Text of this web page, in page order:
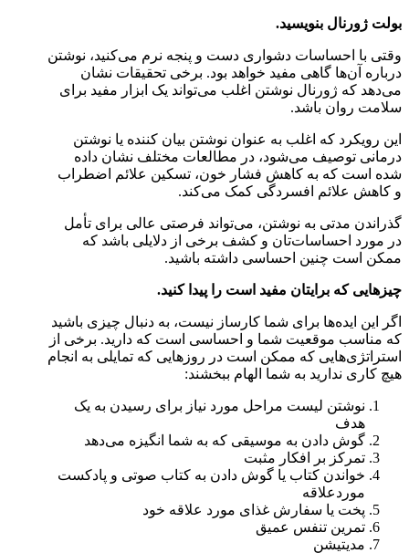
بولت ژورنال بنویسید.
وقتی با احساسات دشواری دست و پنجه نرم می‌کنید، نوشتن
درباره آن‌ها گاهی مفید خواهد بود. برخی تحقیقات نشان
می‌دهد که ژورنال نوشتن اغلب می‌تواند یک ابزار مفید برای
سلامت روان باشد.
این رویکرد که اغلب به عنوان نوشتن بیان کننده یا نوشتن
درمانی توصیف می‌شود، در مطالعات مختلف نشان داده
شده است که به کاهش فشار خون، تسکین علائم اضطراب
و کاهش علائم افسردگی کمک می‌کند.
گذراندن مدتی به نوشتن، می‌تواند فرصتی عالی برای تأمل
در مورد احساسات‌تان و کشف برخی از دلایلی باشد که
ممکن است چنین احساسی داشته باشید.
چیزهایی که برایتان مفید است را پیدا کنید.
اگر این ایده‌ها برای شما کارساز نیست، به دنبال چیزی باشید
که مناسب موقعیت شما و احساسی است که دارید. برخی از
استراتژی‌هایی که ممکن است در روزهایی که تمایلی به انجام
هیچ کاری ندارید به شما الهام ببخشند:
نوشتن لیست مراحل مورد نیاز برای رسیدن به یک
هدف
گوش دادن به موسیقی که به شما انگیزه می‌دهد
تمرکز بر افکار مثبت
خواندن کتاب یا گوش دادن به کتاب صوتی و پادکست
موردعلاقه
پخت یا سفارش غذای مورد علاقه خود
تمرین تنفس عمیق
مدیتیشن